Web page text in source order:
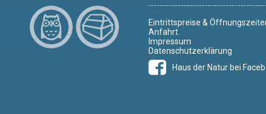
Eintrittspreise &
Anfahrt
Impressum
Datenschutzerklärung
Haus der Natur bei